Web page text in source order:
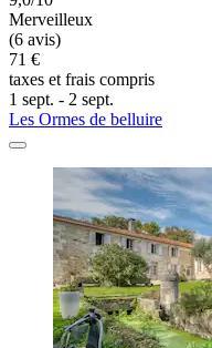
Merveilleux
(6 avis)
71 €
taxes et frais compris
1 sept. - 2 sept.
Les Ormes de belluire